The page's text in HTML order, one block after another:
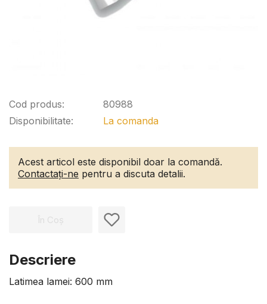
Cod produs:
Disponibilitate:
80988
La comanda
Acest articol este disponibil doar la comandă.
Contactați-ne pentru a discuta detalii.
În Coș
Descriere
Latimea lamei: 600 mm